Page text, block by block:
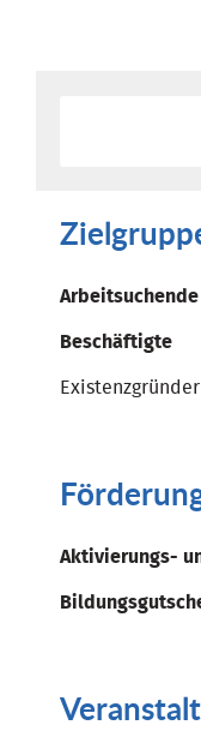
Arbeitsuchende
Beschäftigte
Existenzgründer
Aktivierungs-